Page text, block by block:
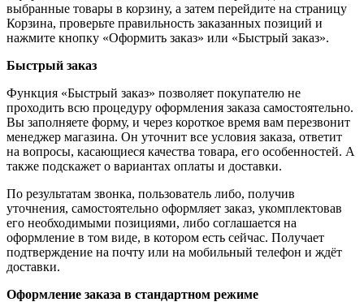
выбранные товары в корзину, а затем перейдите на страницу
Корзина, проверьте правильность заказанных позиций и
нажмите кнопку «Оформить заказ» или «Быстрый заказ».
Быстрый заказ
Функция «Быстрый заказ» позволяет покупателю не
проходить всю процедуру оформления заказа самостоятельно.
Вы заполняете форму, и через короткое время вам перезвонит
менеджер магазина. Он уточнит все условия заказа, ответит
на вопросы, касающиеся качества товара, его особенностей. А
также подскажет о вариантах оплаты и доставки.
По результатам звонка, пользователь либо, получив
уточнения, самостоятельно оформляет заказ, укомплектовав
его необходимыми позициями, либо соглашается на
оформление в том виде, в котором есть сейчас. Получает
подтверждение на почту или на мобильный телефон и ждёт
доставки.
Оформление заказа в стандартном режиме